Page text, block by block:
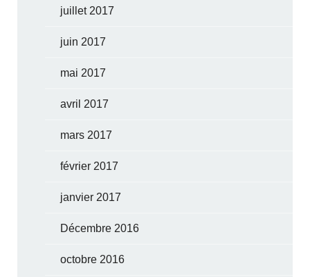
juillet 2017
juin 2017
mai 2017
avril 2017
mars 2017
février 2017
janvier 2017
Décembre 2016
octobre 2016